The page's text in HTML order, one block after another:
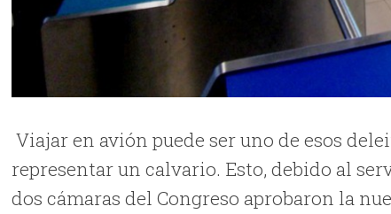
Viajar en avión puede ser uno de esos
representar un calvario. Esto, debido al
dos cámaras del Congreso aprobaron la